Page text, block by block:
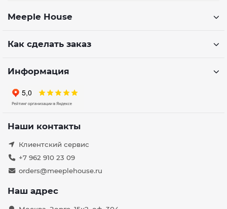
Meeple House
Как сделать заказ
Информация
Наши контакты
Клиентский сервис
+7 962 910 23 09
orders@meeplehouse.ru
Наш адрес